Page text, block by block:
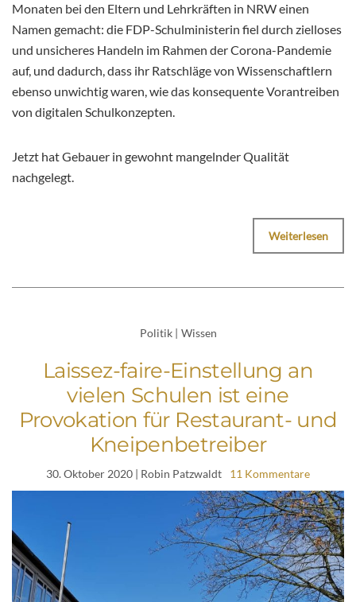
Monaten bei den Eltern und Lehrkräften in NRW einen
Namen gemacht: die FDP-Schulministerin fiel durch zielloses
und unsicheres Handeln im Rahmen der Corona-Pandemie
auf, und dadurch, dass ihr Ratschläge von Wissenschaftlern
ebenso unwichtig waren, wie das konsequente Vorantreiben
von digitalen Schulkonzepten.
Jetzt hat Gebauer in gewohnt mangelnder Qualität
nachgelegt.
Weiterlesen
Politik | Wissen
Laissez-faire-Einstellung an
vielen Schulen ist eine
Provokation für Restaurant- und
Kneipenbetreiber
30. Oktober 2020 | Robin Patzwaldt 11 Kommentare